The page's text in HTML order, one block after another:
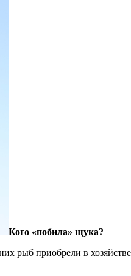
Кого «побила» щука?
рыб приобрели в